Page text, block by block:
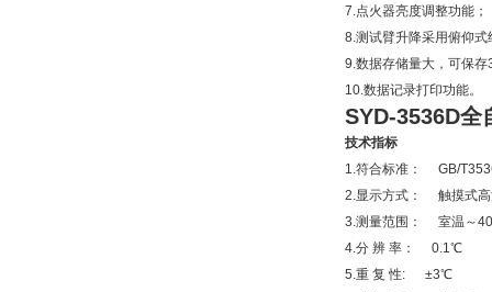
7.点火器亮度调整功能；
8.测试臂升降采用俯仰式
9.数据存储量大，可保
10.数据记录打印功能。
SYD-3536D全
技术指标
1.符合标准： GB/
2.显示方式： 触摸式高
3.测量范围： 室温～
4.分 辨 率： 0.1℃
5.重 复 性: ±3℃